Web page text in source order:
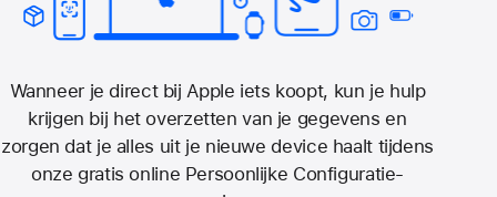
Wanneer je direct bij Apple iets koopt, kun je hulp
krijgen bij het overzetten van je gegevens en
zorgen dat je alles uit je nieuwe device haalt tijdens
onze gratis online Persoonlijke Configuratie-